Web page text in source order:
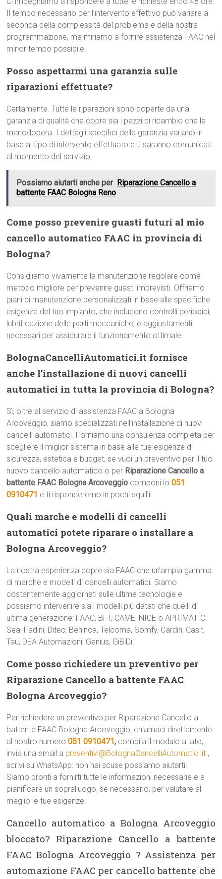
Il tempo necessario per l’intervento effettivo può variare a
seconda della complessità del problema e della nostra
programmazione, ma miriamo a fornire assistenza FAAC nel
minor tempo possibile.
Posso aspettarmi una garanzia sulle
riparazioni effettuate?
Certamente. Tutte le riparazioni sono coperte da una
garanzia di qualità che copre sia i pezzi di ricambio che la
manodopera. I dettagli specifici della garanzia variano in
base al tipo di intervento effettuato e ti saranno comunicati
al momento del servizio.
Possiamo aiutarti anche per Riparazione Cancello a
battente FAAC Bologna Reno
Come posso prevenire guasti futuri al mio
cancello automatico FAAC in provincia di
Bologna?
Consigliamo vivamente la manutenzione regolare come
metodo migliore per prevenire guasti imprevisti. Offriamo
piani di manutenzione personalizzati in base alle specifiche
esigenze del tuo impianto, che includono controlli periodici,
lubrificazione delle parti meccaniche, e aggiustamenti
necessari per assicurare il funzionamento ottimale.
BolognaCancelliAutomatici.it fornisce
anche l’installazione di nuovi cancelli
automatici in tutta la provincia di Bologna?
Sì, oltre al servizio di assistenza FAAC a Bologna
Arcoveggio, siamo specializzati nell’installazione di nuovi
cancelli automatici. Forniamo una consulenza completa per
scegliere il miglior sistema in base alle tue esigenze di
sicurezza, estetica e budget, se vuoi un preventivo per il tuo
nuovo cancello automatico o per Riparazione Cancello a
battente FAAC Bologna Arcoveggio componi lo051
0910471 e ti risponderemo in pochi squilli!
Quali marche e modelli di cancelli
automatici potete riparare o installare a
Bologna Arcoveggio?
La nostra esperienza copre sia FAAC che un’ampia gamma
di marche e modelli di cancelli automatici. Siamo
costantemente aggiornati sulle ultime tecnologie e
possiamo intervenire sia i modelli più datati che quelli di
ultima generazione: FAAC, BFT, CAME, NICE o APRIMATIC,
Sea, Fadini, Ditec, Beninca, Telcoma, Somfy, Cardin, Casit,
Tau, DEA Automazioni, Genius, GiBiDi.
Come posso richiedere un preventivo per
Riparazione Cancello a battente FAAC
Bologna Arcoveggio?
Per richiedere un preventivo per Riparazione Cancello a
battente FAAC Bologna Arcoveggio, chiamaci direttamente
al nostro numero051 0910471, compila il modulo a lato,
invia una email a preventivi@BolognaCancelliAutomatici.it ,
scrivi su WhatsApp: non hai scuse possiamo aiutarti!
Siamo pronti a fornirti tutte le informazioni necessarie e a
pianificare un sopralluogo, se necessario, per valutare al
meglio le tue esigenze.
Cancello automatico a Bologna Arcoveggio
bloccato? Riparazione Cancello a battente
FAAC Bologna Arcoveggio ? Assistenza per
automazione FAAC per cancello battente che